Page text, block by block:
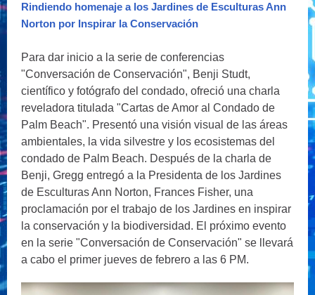
Rindiendo homenaje a los Jardines de Esculturas Ann
Norton por Inspirar la Conservación
Para dar inicio a la serie de conferencias
"Conversación de Conservación", Benji Studt,
científico y fotógrafo del condado, ofreció una charla
reveladora titulada "Cartas de Amor al Condado de
Palm Beach". Presentó una visión visual de las áreas
ambientales, la vida silvestre y los ecosistemas del
condado de Palm Beach. Después de la charla de
Benji, Gregg entregó a la Presidenta de los Jardines
de Esculturas Ann Norton, Frances Fisher, una
proclamación por el trabajo de los Jardines en inspirar
la conservación y la biodiversidad. El próximo evento
en la serie "Conversación de Conservación" se llevará
a cabo el primer jueves de febrero a las 6 PM.